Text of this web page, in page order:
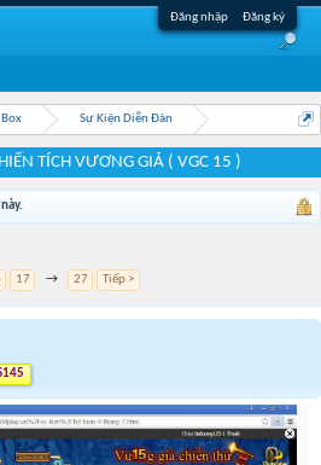
Đăng nhập Đăng ký
Box Sự Kiện Diễn Đàn
TÍCH VƯƠNG GIẢ ( VGC 15 )
17 → 27 Tiếp >